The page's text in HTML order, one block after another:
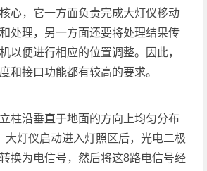
心，它一方面负责完成大灯仪移动
处理，另一方面还要将处理结果传
以便进行相应的位置调整。因此，
和接口功能都有较高的要求。
沿垂直于地面的方向上均匀分布
大灯仪启动进入灯照区后，光电二极
换为电信号，然后将这8路电信号经